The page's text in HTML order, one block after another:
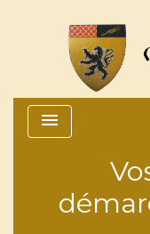
menu